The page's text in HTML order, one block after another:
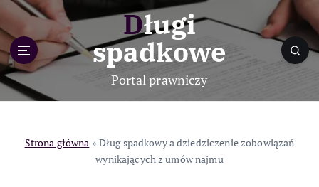
p
o
c
Długi
spadkowe
Portal prawniczy
Strona główna » Dług spadkowy a dziedziczenie zobowiązań
wynikających z umów najmu